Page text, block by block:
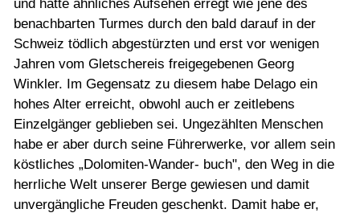
und hatte ähnliches Aufsehen erregt wie jene des
benachbarten Turmes durch den bald darauf in der
Schweiz tödlich abgestürzten und erst vor wenigen
Jahren vom Gletschereis freigegebenen Georg
Winkler. Im Gegensatz zu diesem habe Delago ein
hohes Alter erreicht, obwohl auch er zeitlebens
Einzelgänger geblieben sei. Ungezählten Menschen
habe er aber durch seine Führerwerke, vor allem sein
köstliches „Dolomiten-Wander- buch", den Weg in die
herrliche Welt unserer Berge gewiesen und damit
unvergängliche Freuden geschenkt. Damit habe er,